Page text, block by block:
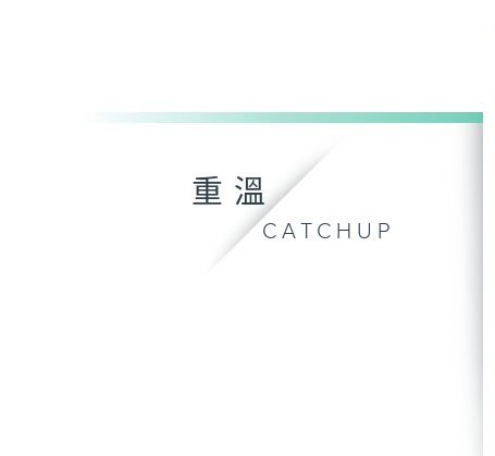
重溫
CATCHUP